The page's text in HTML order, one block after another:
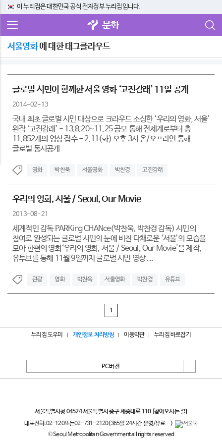
이 누리집은 대한민국 공식 전자정부 누리집입니다.
문화
서울영화에 대한 태그클라우드
글로벌 시민이 함께한 서울 영화 ‘고진감래’ 11일 공개
2014-02-13
국내 최초 글로벌 시민 대상으로 크라우드 소싱한 ‘우리의 영화, 서울’
완작 ‘고진감래’ - 13.8.20~11.25 공모 통해 전세계로부터 총
11,852개의 영상 접수 - 2.11(화) 오후 3시 온/오프라인 통해
글로벌 동시공개
영화 박찬욱 서울영화 박찬경 고진감래
우리의 영화, 서울 / Seoul, Our Movie
2013-08-21
세계적인 감독 PARKing CHANce(박찬욱, 박찬경 감독) 시민의
참여로 완성되는 글로벌 시민의 눈에 비친 다채로운 ‘서울’의 모습을
모아 한편의 영화‘우리의 영화, 서울 / Seoul, Our Movie'을 제작,
유투브를 통해 11월 9일까지 글로벌 시민 영상 ...
관광 영화 박찬욱 서울영화 박찬경 유튜브
1
누리집 도우미 개인정보 처리방침 이용약관 누리집 바로잡기
PC버전
서울특별시청 04524 서울특별시 중구 세종대로 110 [찾아오시는 길]
대표전화:02-120또는02-731-2120(365일 24시간 운영/유료
)
© Seoul Metropolitan Government all rights reserved